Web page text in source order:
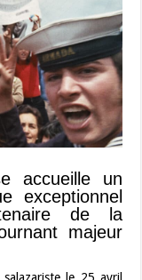
accueille un
exceptionnel
de la
majeur